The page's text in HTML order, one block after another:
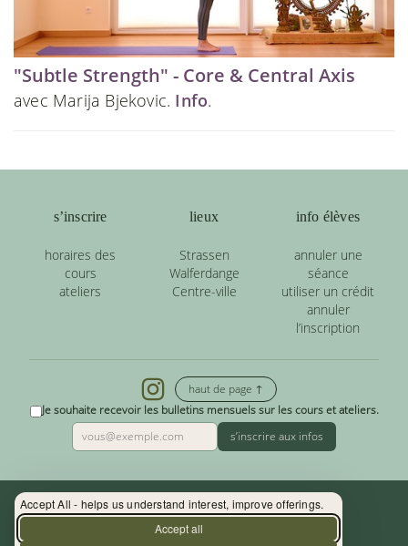
Accept All - helps us understand interest, improve offerings.
Accept all
"Subtle Strength" - Core & Central Axis
avec Marija Bjekovic. Info.
s’inscrire
horaires des
cours
ateliers
lieux
Strassen
Walferdange
Centre-ville
info élèves
annuler une
séance
utiliser un crédit
annuler
l’inscription
haut de page ↑
Je souhaite recevoir les bulletins mensuels sur les cours et ateliers.
s’inscrire aux infos
Contact : (+352) 33 34 19 - info@yoga.lu